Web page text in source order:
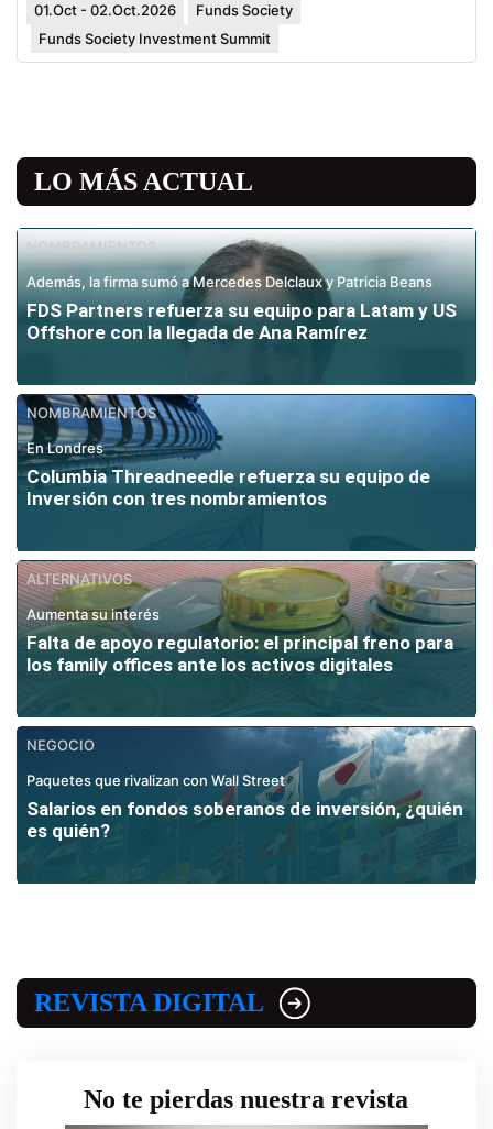
01.Oct - 02.Oct.2026
Funds Society
Funds Society Investment Summit
LO MÁS ACTUAL
NOMBRAMIENTOS
Además, la firma sumó a Mercedes Delclaux y Patricia Beans
FDS Partners refuerza su equipo para Latam y US
Offshore con la llegada de Ana Ramírez
NOMBRAMIENTOS
En Londres
Columbia Threadneedle refuerza su equipo de
Inversión con tres nombramientos
ALTERNATIVOS
Aumenta su interés
Falta de apoyo regulatorio: el principal freno para
los family offices ante los activos digitales
NEGOCIO
Paquetes que rivalizan con Wall Street
Salarios en fondos soberanos de inversión, ¿quién
es quién?
REVISTA DIGITAL
No te pierdas nuestra revista